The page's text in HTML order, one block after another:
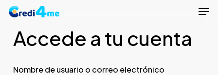
Skip
mainAccede a tu cuenta
Nombre de usuario o correo electrónico